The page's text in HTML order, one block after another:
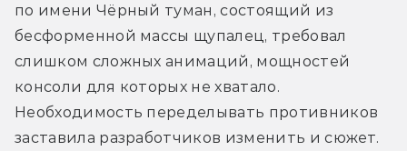
по имени Чёрный туман, состоящий из
бесформенной массы щупалец, требовал
слишком сложных анимаций, мощностей
консоли для которых не хватало.
Необходимость переделывать противников
заставила разработчиков изменить и сюжет.